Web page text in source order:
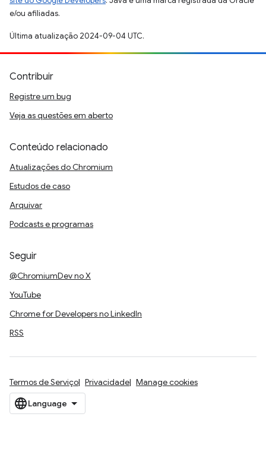
e/ou afiliadas.
Última atualização 2024-09-04 UTC.
Contribuir
Registre um bug
Veja as questões em aberto
Conteúdo relacionado
Atualizações do Chromium
Estudos de caso
Arquivar
Podcasts e programas
Seguir
@ChromiumDev no X
YouTube
Chrome for Developers no LinkedIn
RSS
Termos de Serviço Privacidade Manage cookies